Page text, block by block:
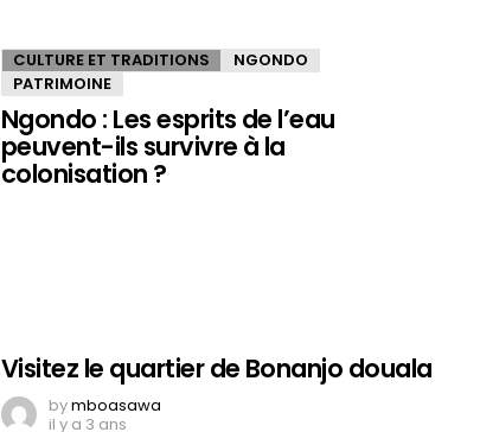
CULTURE ET TRADITIONS
NGONDO
PATRIMOINE
Ngondo : Les esprits de l’eau
peuvent-ils survivre à la
colonisation ?
Visitez le quartier de Bonanjo douala
bymboasawa
il y a 3 ans